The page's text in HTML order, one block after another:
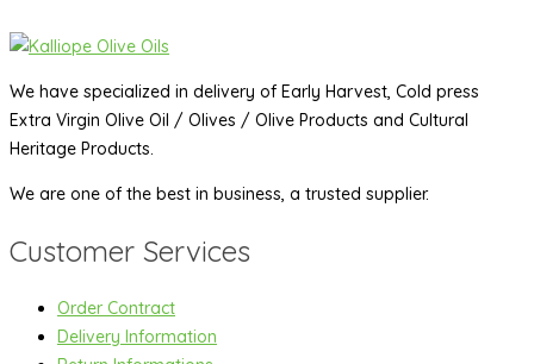
We have specialized in delivery of Early Harvest, Cold press
Extra Virgin Olive Oil / Olives / Olive Products and Cultural
Heritage Products.
We are one of the best in business, a trusted supplier.
Customer Services
Order Contract
Delivery Information